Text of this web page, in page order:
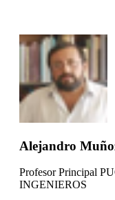
Alejandro
Profesor Principal
INGENIEROS